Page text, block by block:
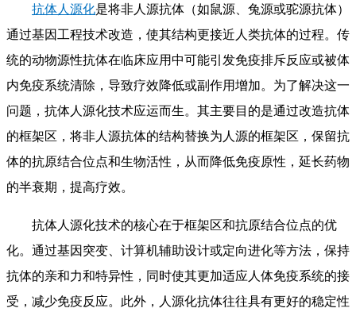
抗体人源化是将非人源抗体（如鼠源、兔源或驼源抗体）
通过基因工程技术改造，使其结构更接近人类抗体的过程。传
统的动物源性抗体在临床应用中可能引发免疫排斥反应或被体
内免疫系统清除，导致疗效降低或副作用增加。为了解决这一
问题，抗体人源化技术应运而生。其主要目的是通过改造抗体
的框架区，将非人源抗体的结构替换为人源的框架区，保留抗
体的抗原结合位点和生物活性，从而降低免疫原性，延长药物
的半衰期，提高疗效。
抗体人源化技术的核心在于框架区和抗原结合位点的优
化。通过基因突变、计算机辅助设计或定向进化等方法，保持
抗体的亲和力和特异性，同时使其更加适应人体免疫系统的接
受，减少免疫反应。此外，人源化抗体往往具有更好的稳定性